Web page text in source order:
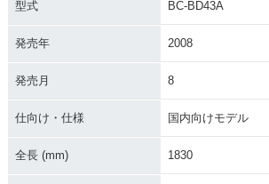
型式 BC-BD43A
発売年 2008
発売月 8
仕向け・仕様 国内向けモデル
全長 (mm) 1830